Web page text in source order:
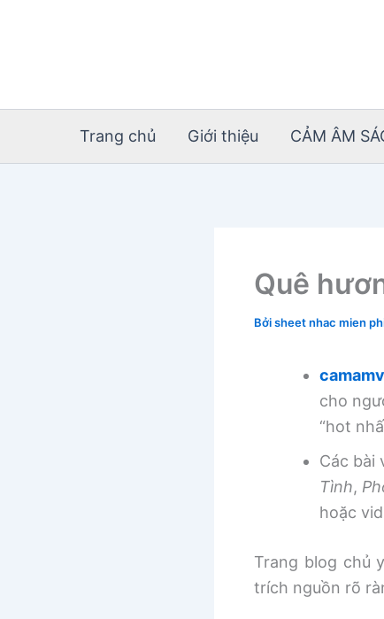
Trang chủ Giới thiệu CẢM ÂM
Quê
Bởisheet nhac mien
cho
“hot
Các bài
Tình,
hoặc
Trang blog chủ
trích nguồn rõ